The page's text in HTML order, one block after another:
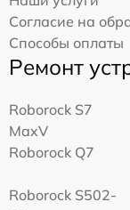
Согласие на
Способы оплаты
Ремонт
Roborock S7
MaxV
Roborock Q7
Roborock S502-